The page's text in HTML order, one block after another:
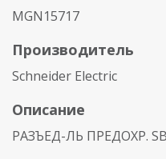
MGN15717
Производитель
Schneider Electric
Описание
РАЗЪЕД-ЛЬ ПРЕДОХР.